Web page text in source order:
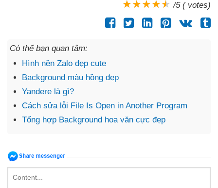
/5 ( votes)
Có thể bạn quan tâm:
Hình nền Zalo đẹp cute
Background màu hồng đẹp
Yandere là gì?
Cách sửa lỗi File Is Open in Another Program
Tổng hợp Background hoa văn cực đẹp